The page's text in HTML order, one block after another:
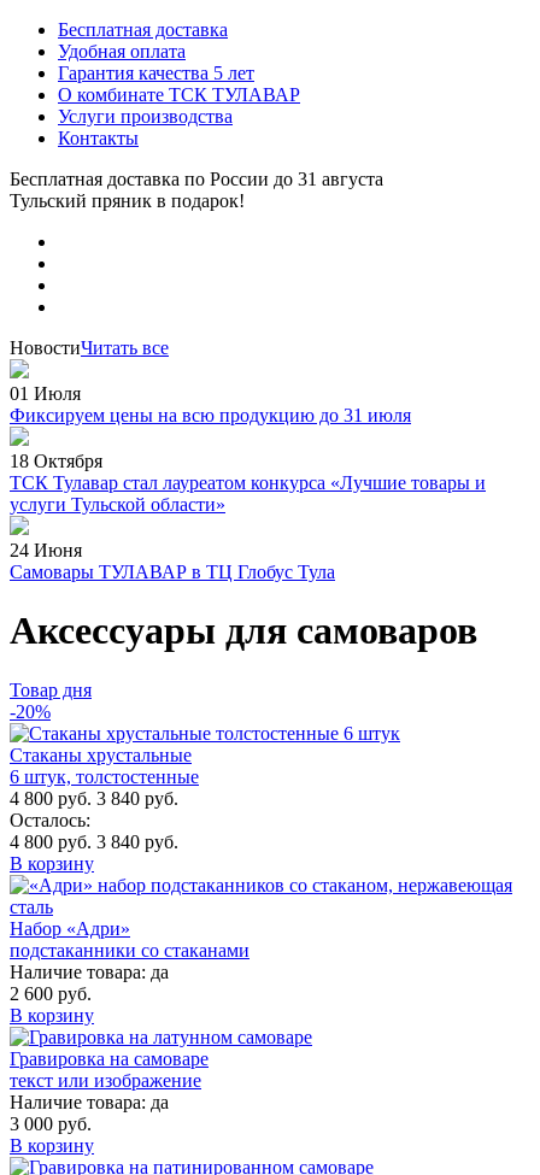
Бесплатная доставка
Удобная оплата
Гарантия качества 5 лет
О комбинате ТСК ТУЛАВАР
Услуги производства
Контакты
Бесплатная доставка по России до 31 августа
Тульский пряник в подарок!
НовостиЧитать все
01 Июля
Фиксируем цены на всю продукцию до 31 июля
18 Октября
ТСК Тулавар стал лауреатом конкурса «Лучшие товары и
услуги Тульской области»
24 Июня
Самовары ТУЛАВАР в ТЦ Глобус Тула
Аксессуары для самоваров
Товар дня
-20%
Стаканы хрустальные
6 штук, толстостенные
4 800 руб. 3 840 руб.
Осталось:
4 800 руб. 3 840 руб.
В корзину
Набор «Адри»
подстаканники со стаканами
Наличие товара: да
2 600 руб.
В корзину
Гравировка на самоваре
текст или изображение
Наличие товара: да
3 000 руб.
В корзину